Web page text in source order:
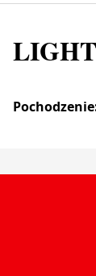
Pochodzenie